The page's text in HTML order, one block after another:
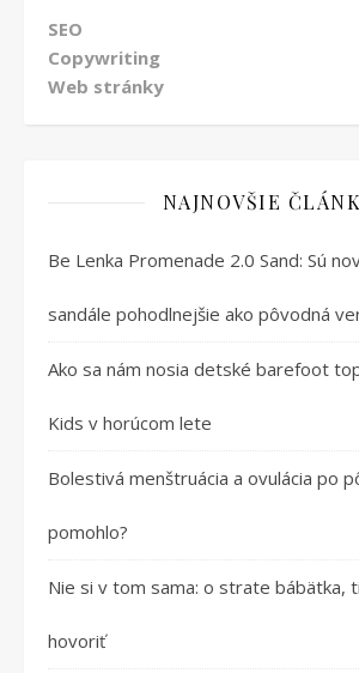
SEO
Copywriting
Web stránky
NAJNOVŠIE
Be Lenka Promenade 2.0 Sand: Sú
sandále pohodlnejšie ako pôvodná
Ako sa nám nosia detské barefoot
Kids v horúcom lete
Bolestivá menštruácia a ovulácia po
pomohlo?
Nie si v tom sama: o strate bábätka,
hovoriť